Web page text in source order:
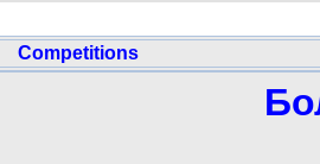
Competitions